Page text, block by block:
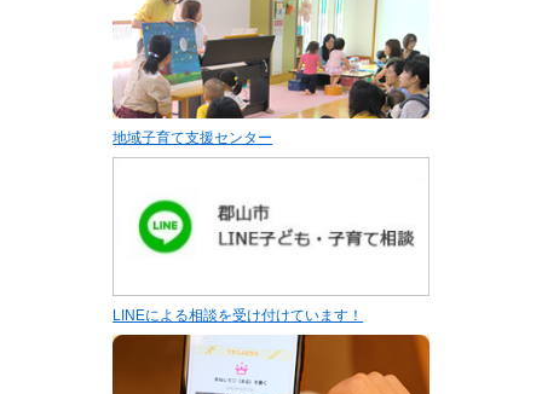
地域子育て支援センター
LINEによる相談を受け付けています！